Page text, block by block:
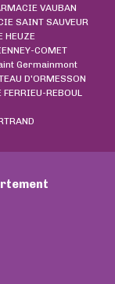
VAUBAN
SAINT SAUVEUR
HEUZE
COMET
Germainmont
D'ORMESSON
REBOUL